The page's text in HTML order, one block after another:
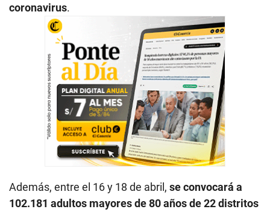
coronavirus.
Además, entre el 16 y 18 de abril, se convocará a
102.181 adultos mayores de 80 años de 22 distritos